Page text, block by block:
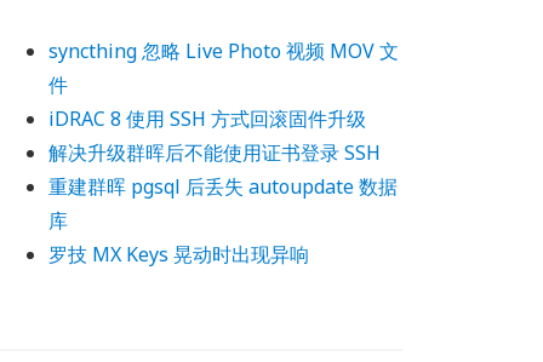
syncthing 忽略 Live Photo 视频 MOV 文
件
iDRAC 8 使用 SSH 方式回滚固件升级
解决升级群晖后不能使用证书登录 SSH
重建群晖 pgsql 后丢失 autoupdate 数据
库
罗技 MX Keys 晃动时出现异响